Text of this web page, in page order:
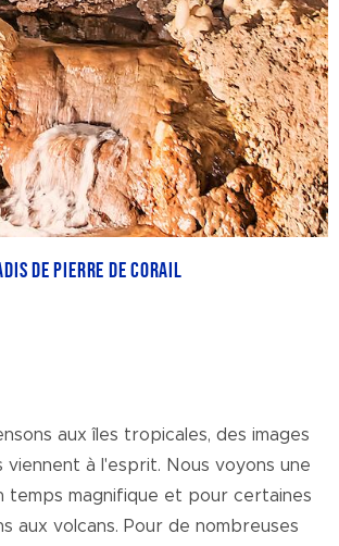
de pierre de corail
aux îles tropicales, des images
viennent à l'esprit. Nous voyons une
temps magnifique et pour certaines
aux volcans. Pour de nombreuses